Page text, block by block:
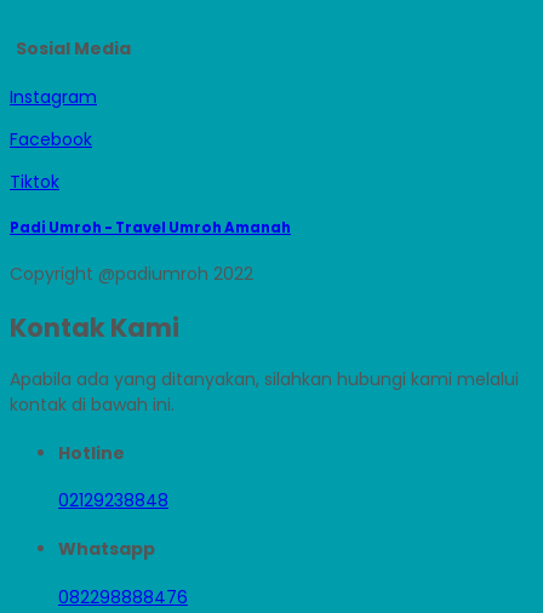
Sosial Media
Instagram
Facebook
Tiktok
Padi Umroh - Travel Umroh Amanah
Copyright @padiumroh 2022
Kontak Kami
Apabila ada yang ditanyakan, silahkan hubungi kami melalui
kontak di bawah ini.
Hotline
02129238848
Whatsapp
082298888476